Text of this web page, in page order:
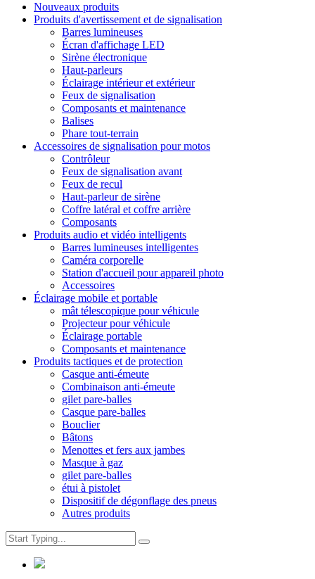
Nouveaux produits
Produits d'avertissement et de signalisation
Barres lumineuses
Écran d'affichage LED
Sirène électronique
Haut-parleurs
Éclairage intérieur et extérieur
Feux de signalisation
Composants et maintenance
Balises
Phare tout-terrain
Accessoires de signalisation pour motos
Contrôleur
Feux de signalisation avant
Feux de recul
Haut-parleur de sirène
Coffre latéral et coffre arrière
Composants
Produits audio et vidéo intelligents
Barres lumineuses intelligentes
Caméra corporelle
Station d'accueil pour appareil photo
Accessoires
Éclairage mobile et portable
mât télescopique pour véhicule
Projecteur pour véhicule
Éclairage portable
Composants et maintenance
Produits tactiques et de protection
Casque anti-émeute
Combinaison anti-émeute
gilet pare-balles
Casque pare-balles
Bouclier
Bâtons
Menottes et fers aux jambes
Masque à gaz
gilet pare-balles
étui à pistolet
Dispositif de dégonflage des pneus
Autres produits